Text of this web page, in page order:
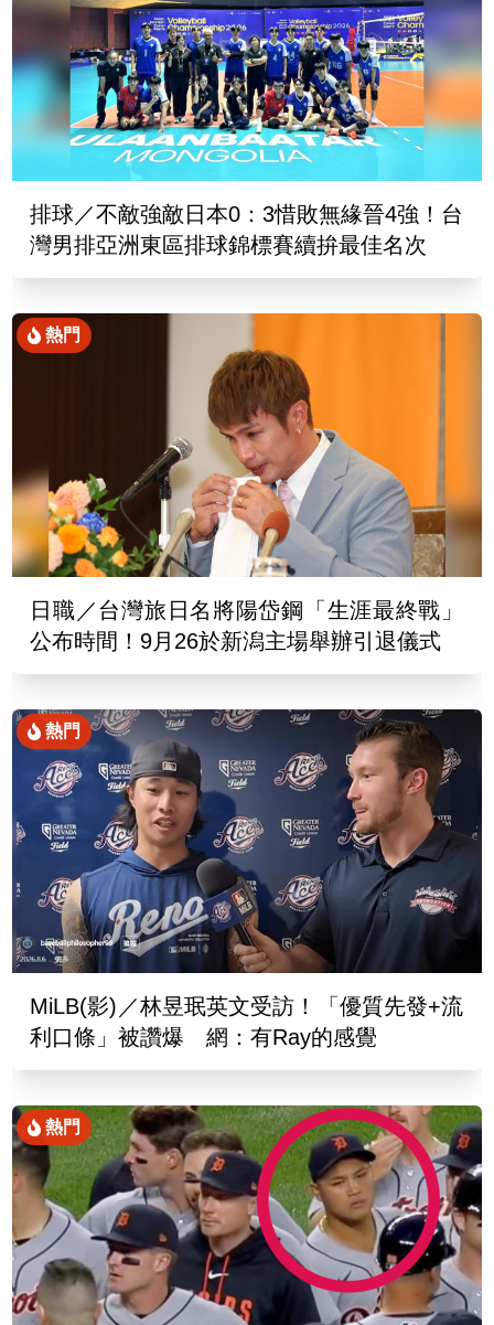
排球／不敵強敵日本0：3惜敗無緣晉4強！台
灣男排亞洲東區排球錦標賽續拚最佳名次
熱門
日職／台灣旅日名將陽岱鋼「生涯最終戰」
公布時間！9月26於新潟主場舉辦引退儀式
熱門
MiLB(影)／林昱珉英文受訪！「優質先發+流
利口條」被讚爆 網：有Ray的感覺
熱門